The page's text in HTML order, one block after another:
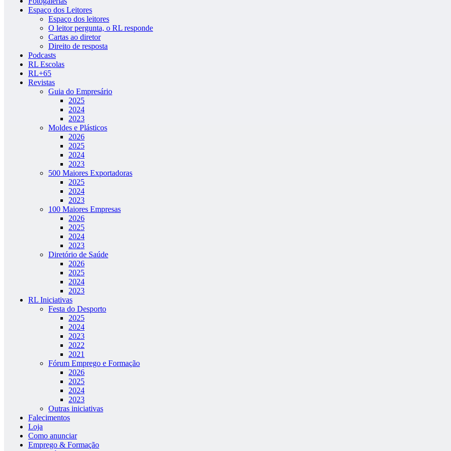
Espaço dos Leitores
Espaço dos leitores
O leitor pergunta, o RL responde
Cartas ao diretor
Direito de resposta
Podcasts
RL Escolas
RL+65
Revistas
Guia do Empresário
2025
2024
2023
Moldes e Plásticos
2026
2025
2024
2023
500 Maiores Exportadoras
2025
2024
2023
100 Maiores Empresas
2026
2025
2024
2023
Diretório de Saúde
2026
2025
2024
2023
RL Iniciativas
Festa do Desporto
2025
2024
2023
2022
2021
Fórum Emprego e Formação
2026
2025
2024
2023
Outras iniciativas
Falecimentos
Loja
Como anunciar
Emprego & Formação